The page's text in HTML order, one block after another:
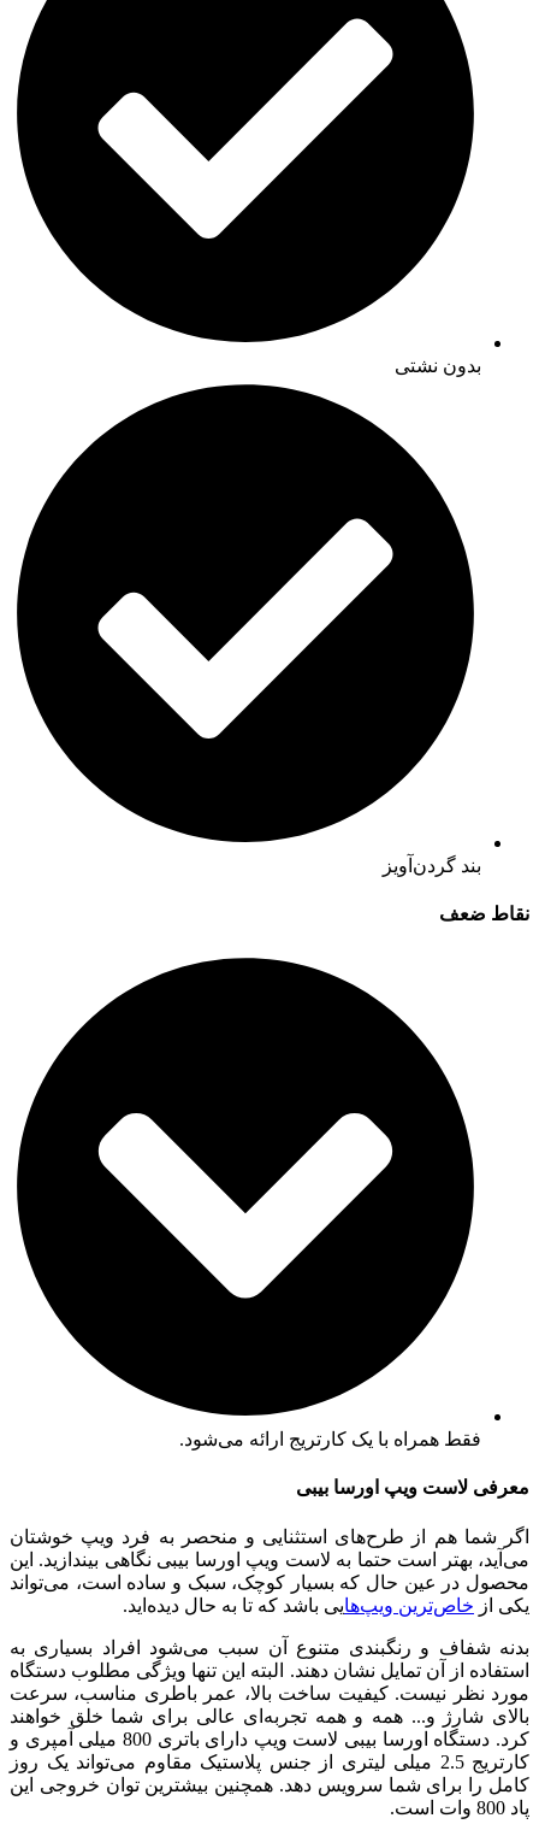
بدون نشتی
بند گردن‌آویز
نقاط ضعف
فقط همراه با یک کارتریج ارائه می‌شود.
معرفی لاست ویپ اورسا بیبی
اگر شما هم از طرح‌های استثنایی و منحصر به فرد ویپ خوشتان
می‌آید، بهتر است حتما به لاست ویپ اورسا بیبی نگاهی بیندازید. این
محصول در عین حال که بسیار کوچک، سبک و ساده است، می‌تواند
یکی از خاص‌ترین ویپ‌هایی باشد که تا به حال دیده‌اید.
بدنه شفاف و رنگبندی متنوع آن سبب می‌شود افراد بسیاری به
استفاده از آن تمایل نشان دهند. البته این تنها ویژگی مطلوب دستگاه
مورد نظر نیست. کیفیت ساخت بالا، عمر باطری مناسب، سرعت
بالای شارژ و... همه و همه تجربه‌ای عالی برای شما خلق خواهند
کرد. دستگاه اورسا بیبی لاست ویپ دارای باتری 800 میلی آمپری و
کارتریج 2.5 میلی لیتری از جنس پلاستیک مقاوم می‌تواند یک روز
کامل را برای شما سرویس دهد. همچنین بیشترین توان خروجی این
پاد 800 وات است.